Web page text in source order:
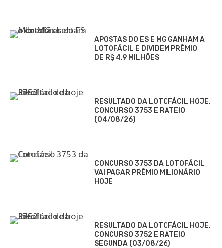
APOSTAS DO ES E MG GANHAM A
LOTOFÁCIL E DIVIDEM PRÊMIO
DE R$ 4,9 MILHÕES
RESULTADO DA LOTOFÁCIL HOJE,
CONCURSO 3753 E RATEIO
(04/08/26)
CONCURSO 3753 DA LOTOFÁCIL
VAI PAGAR PRÊMIO MILIONÁRIO
HOJE
RESULTADO DA LOTOFÁCIL HOJE,
CONCURSO 3752 E RATEIO
SEGUNDA (03/08/26)